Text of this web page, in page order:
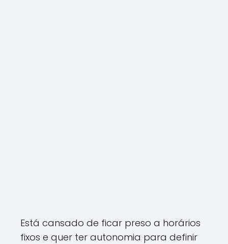
Está cansado de ficar preso a horários
fixos e quer ter autonomia para definir